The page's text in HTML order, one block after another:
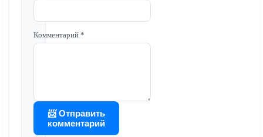
Комментарий *
📨 Отправить
комментарий